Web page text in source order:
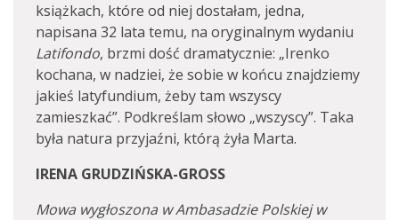
książkach, które od niej dostałam, jedna,
napisana 32 lata temu, na oryginalnym wydaniu
Latifondo, brzmi dość dramatycznie: „Irenko
kochana, w nadziei, że sobie w końcu znajdziemy
jakieś latyfundium, żeby tam wszyscy
zamieszkać”. Podkreślam słowo „wszyscy”. Taka
była natura przyjaźni, którą żyła Marta.
IRENA GRUDZIŃSKA-GROSS
Mowa wygłoszona w Ambasadzie Polskiej w